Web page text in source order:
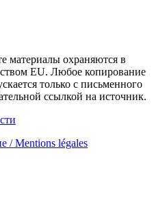
материалы охраняются в
EU. Любое копирование
только с письменного
ссылкой на источник.
/ Mentions légales